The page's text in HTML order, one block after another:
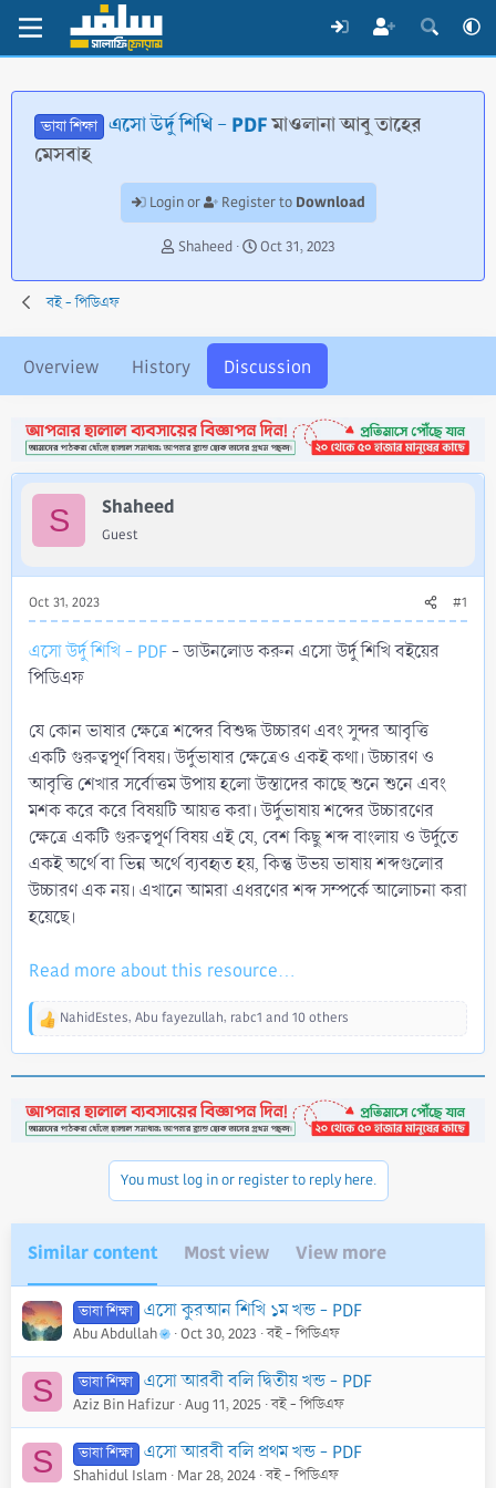
ভাষা শিক্ষা এসো উর্দু শিখি - PDFমাওলানা আবু তাহের
মেসবাহ
Login or Register to Download
T
r
s
t
r
t
e
Shaheed
S
a
a
t
Oct 31, 2023
বই - পিডিএফ
Overview History Discussion
S Shaheed
Guest
Oct 31, 2023 #1
এসো উর্দু শিখি - PDF- ডাউনলোড করুন এসো উর্দু শিখি বইয়ের
পিডিএফ
যে কোন ভাষার ক্ষেত্রে শব্দের বিশুদ্ধ উচ্চারণ এবং সুন্দর আবৃত্তি
একটি গুরুত্বপূর্ণ বিষয়। উর্দুভাষার ক্ষেত্রেও একই কথা। উচ্চারণ ও
আবৃত্তি শেখার সর্বোত্তম উপায় হলাে উস্তাদের কাছে শুনে শুনে এবং
মশক করে করে বিষয়টি আয়ত্ত করা। উর্দুভাষায় শব্দের উচ্চারণের
ক্ষেত্রে একটি গুরুত্বপূর্ণ বিষয় এই যে, বেশ কিছু শব্দ বাংলায় ও উর্দুতে
একই অর্থে বা ভিন্ন অর্থে ব্যবহৃত হয়, কিন্তু উভয় ভাষায় শব্দগুলাের
উচ্চারণ এক নয়। এখানে আমরা এধরণের শব্দ সম্পর্কে আলােচনা করা
হয়েছে।
Read more about this resource...
R
t
i
NahidEstes, Abu fayezullah, rabc1 and 10 others
You must log in or register to reply here.
Similar content Most view View more
ভাষা শিক্ষা এসো কুরআন শিখি ১ম খন্ড - PDF
Abu Abdullah Oct 30, 2023 বই - পিডিএফ
S ভাষা শিক্ষা এসো আরবী বলি দ্বিতীয় খন্ড - PDF
Aziz Bin Hafizur Aug 11, 2025 বই - পিডিএফ
S ভাষা শিক্ষা এসো আরবী বলি প্রথম খন্ড - PDF
Shahidul Islam Mar 28, 2024 বই - পিডিএফ